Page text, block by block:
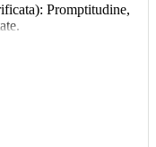
Promptitudine,